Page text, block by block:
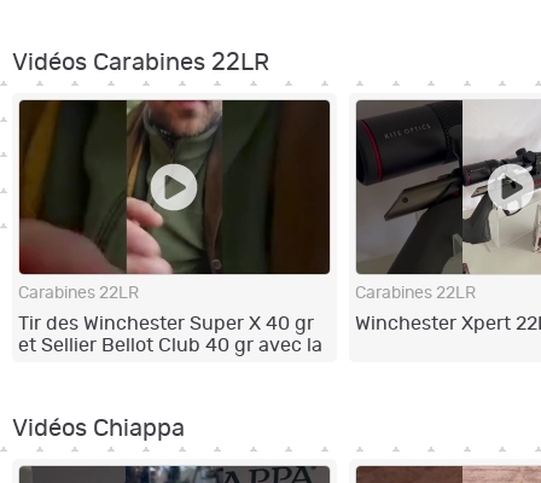
Vidéos Carabines 22LR
Carabines 22LR
Tir des Winchester Super X 40 gr
et Sellier Bellot Club 40 gr avec la
Carabines 22LR
Winchester Xpert
Vidéos Chiappa